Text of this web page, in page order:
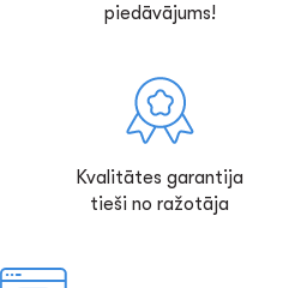
piedāvājums!
Kvalitātes garantija
tieši no ražotāja